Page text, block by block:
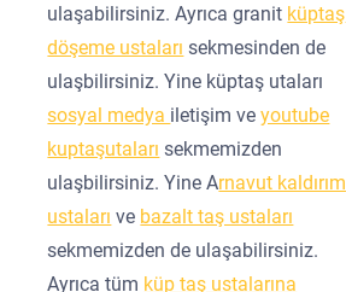
ulaşabilirsiniz. Ayrıca granit küptaş
döşeme ustaları sekmesinden de
ulaşbilirsiniz. Yine küptaş utaları
sosyal medya iletişim veyoutube
kuptaşutaları sekmemizden
ulaşbilirsiniz. Yine Arnavut kaldırım
ustaları ve bazalt taş ustaları
sekmemizden de ulaşabilirsiniz.
Ayrıca tüm küp taş ustalarına